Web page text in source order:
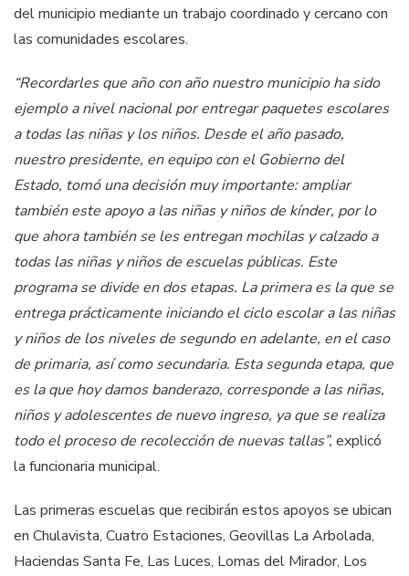
del municipio mediante un trabajo coordinado y cercano con
las comunidades escolares.
“Recordarles que año con año nuestro municipio ha sido
ejemplo a nivel nacional por entregar paquetes escolares
a todas las niñas y los niños. Desde el año pasado,
nuestro presidente, en equipo con el Gobierno del
Estado, tomó una decisión muy importante: ampliar
también este apoyo a las niñas y niños de kínder, por lo
que ahora también se les entregan mochilas y calzado a
todas las niñas y niños de escuelas públicas. Este
programa se divide en dos etapas. La primera es la que se
entrega prácticamente iniciando el ciclo escolar a las niñas
y niños de los niveles de segundo en adelante, en el caso
de primaria, así como secundaria. Esta segunda etapa, que
es la que hoy damos banderazo, corresponde a las niñas,
niños y adolescentes de nuevo ingreso, ya que se realiza
todo el proceso de recolección de nuevas tallas”, explicó
la funcionaria municipal.
Las primeras escuelas que recibirán estos apoyos se ubican
en Chulavista, Cuatro Estaciones, Geovillas La Arbolada,
Haciendas Santa Fe, Las Luces, Lomas del Mirador, Los